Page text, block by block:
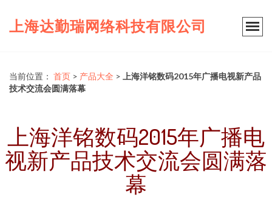
上海达勤瑞网络科技有限公司
当前位置： 首页 > 产品大全 >
上海洋铭数码2015年广播电视新产品
技术交流会圆满落幕
上海洋铭数码2015年广播电
视新产品技术交流会圆满落
幕